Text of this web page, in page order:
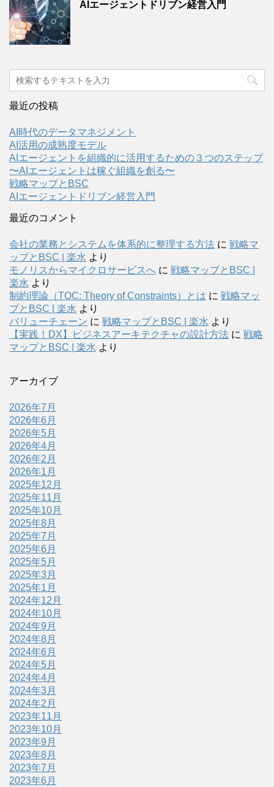
AIエージェントドリブン経営入門
最近の投稿
AI時代のデータマネジメント
AI活用の成熟度モデル
AIエージェントを組織的に活用するための３つのステップ
〜AIエージェントは稼ぐ組織を創る〜
戦略マップとBSC
AIエージェントドリブン経営入門
最近のコメント
会社の業務とシステムを体系的に整理する方法 に 戦略マ
ップとBSC | 楽水 より
モノリスからマイクロサービスへ に 戦略マップとBSC |
楽水 より
制約理論（TOC: Theory of Constraints）とは に 戦略マッ
プとBSC | 楽水 より
バリューチェーン に 戦略マップとBSC | 楽水 より
【実践！DX】ビジネスアーキテクチャの設計方法 に 戦略
マップとBSC | 楽水 より
アーカイブ
2026年7月
2026年6月
2026年5月
2026年4月
2026年2月
2026年1月
2025年12月
2025年11月
2025年10月
2025年8月
2025年7月
2025年6月
2025年5月
2025年3月
2025年1月
2024年12月
2024年10月
2024年9月
2024年8月
2024年6月
2024年5月
2024年4月
2024年3月
2024年2月
2023年11月
2023年10月
2023年9月
2023年8月
2023年7月
2023年6月